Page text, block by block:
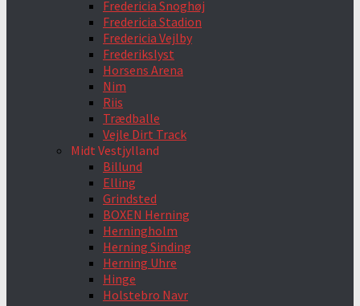
Fredericia Snoghøj
Fredericia Stadion
Fredericia Vejlby
Frederikslyst
Horsens Arena
Nim
Riis
Trædballe
Vejle Dirt Track
Midt Vestjylland
Billund
Elling
Grindsted
BOXEN Herning
Herningholm
Herning Sinding
Herning Uhre
Hinge
Holstebro Navr